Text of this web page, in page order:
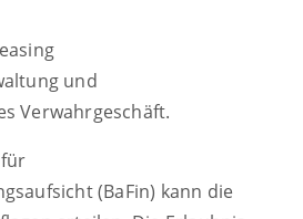
und
Verwahrgeschäft.
(BaFin) kann die